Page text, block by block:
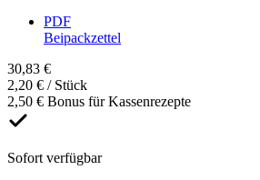
PDF
Beipackzettel
30,83 €
2,20 € / Stück
2,50 € Bonus für Kassenrezepte
Sofort verfügbar